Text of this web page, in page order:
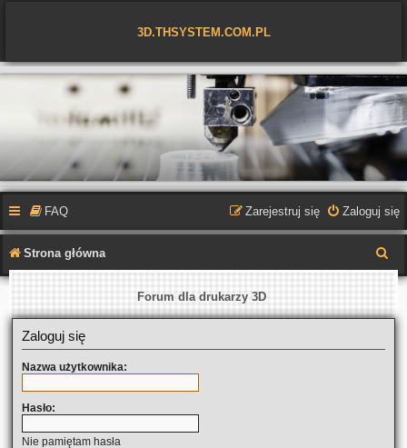
3D.THSYSTEM.COM.PL
FAQ Zaloguj się
Zarejestruj się
Strona główna
z
k
Forum dla drukarzy 3D
Zaloguj się
Nazwa użytkownika:
Hasło:
Nie pamiętam hasła